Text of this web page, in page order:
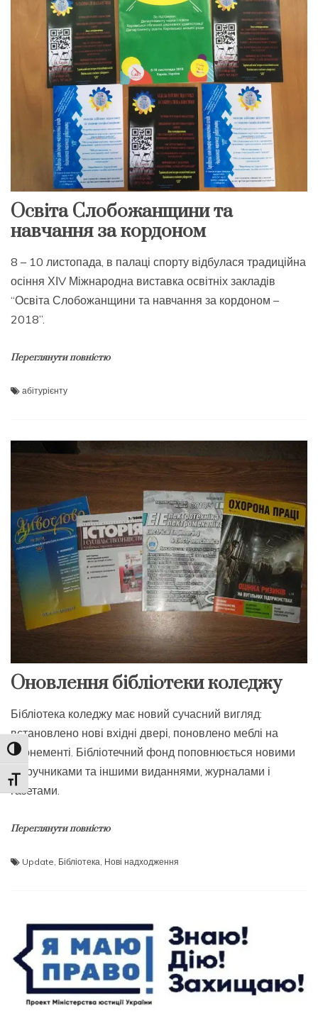
Toggle High Contrast
Toggle Font size
Освіта Слобожанщини та
навчання за кордоном
8 – 10 листопада, в палаці спорту відбулася традиційна
осіння ХІV Міжнародна виставка освітніх закладів
“Освіта Слобожанщини та навчання за кордоном –
2018”.
Переглянути повністю
абітурієнту
Оновлення бібліотеки коледжу
Бібліотека коледжу має новий сучасний вигляд:
встановлено нові вхідні двері, поновлено меблі на
абонементі. Бібліотечний фонд поповнюється новими
підручниками та іншими виданнями, журналами і
газетами.
Переглянути повністю
Update Бібліотека Нові надходження